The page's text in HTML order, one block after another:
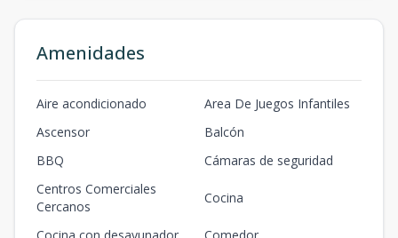
Amenidades
Aire acondicionado
Area De Juegos Infantiles
Ascensor
Balcón
BBQ
Cámaras de seguridad
Centros Comerciales
Cercanos
Cocina